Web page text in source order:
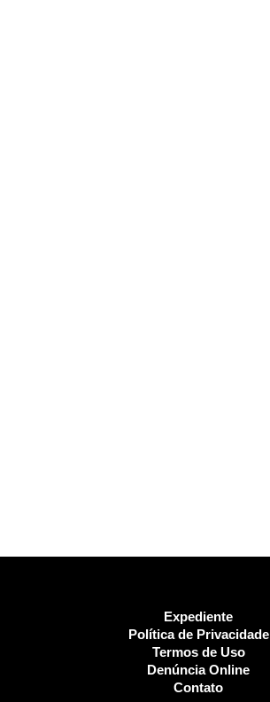
Expediente
Política de Privacidade
Termos de Uso
Denúncia Online
Contato